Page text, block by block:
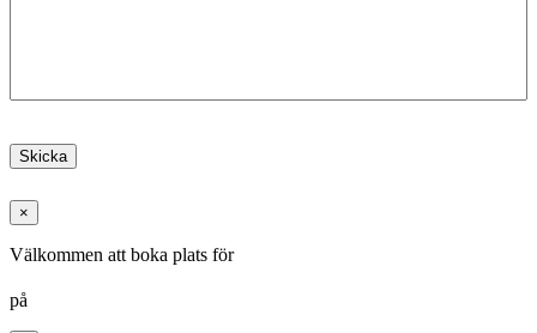
Skicka
×
Välkommen att boka plats för
på